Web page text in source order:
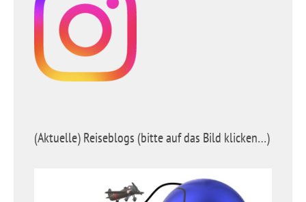
(Aktuelle) Reiseblogs (bitte auf das Bild klicken…)